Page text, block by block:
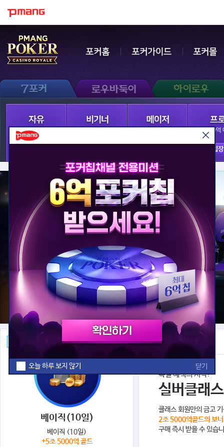
베이직(10일)
베이직 (10일)
+5조 5000억 골드
특별 혜택의 시작!
실버클래
클래스 회원만의 금고
2조 5000억골드의 보
구매 즉시 받을 수 있습
오늘 하루 보지 않기 닫기